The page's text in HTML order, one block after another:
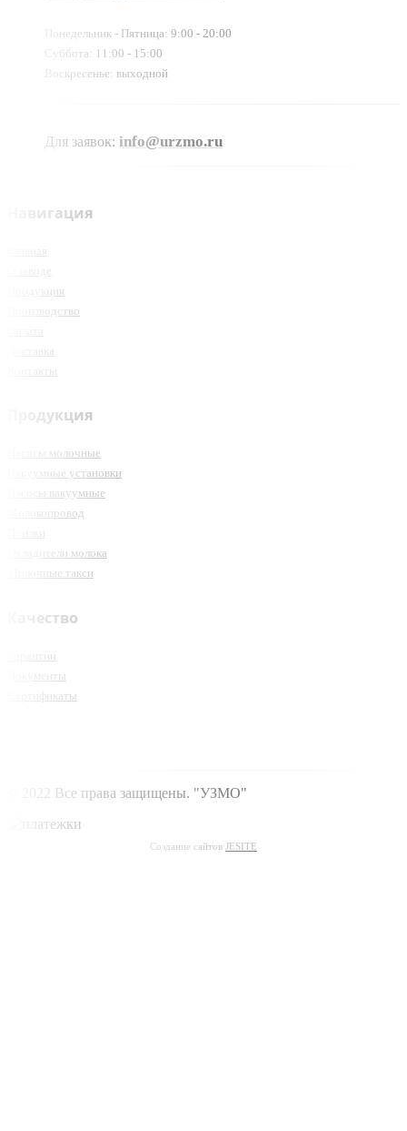
Понедельник - Пятница: 9:00 - 20:00
Суббота: 11:00 - 15:00
Воскресенье: выходной
Для заявок: info@urzmo.ru
Навигация
Главная
О заводе
Продукция
Производство
Доставка
Контакты
Продукция
Насосы молочные
Вакуумные установки
Насосы вакуумные
Молокопровод
Охладители молока
Молочные такси
Качество
Гарантии
Документы
Сертификаты
© 2022 Все права защищены. "УЗМО"
Создание сайтов JESITE